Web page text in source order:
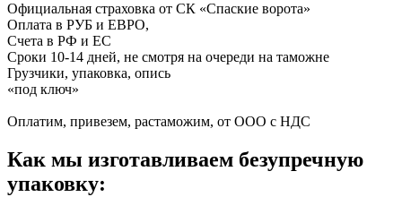
Официальная страховка от СК «Спаские ворота»
Оплата в РУБ и ЕВРО,
Счета в РФ и ЕС
Сроки 10-14 дней, не смотря на очереди на таможне
Грузчики, упаковка, опись
«под ключ»
Оплатим, привезем, растаможим, от ООО с НДС
Как мы изготавливаем безупречную
упаковку: